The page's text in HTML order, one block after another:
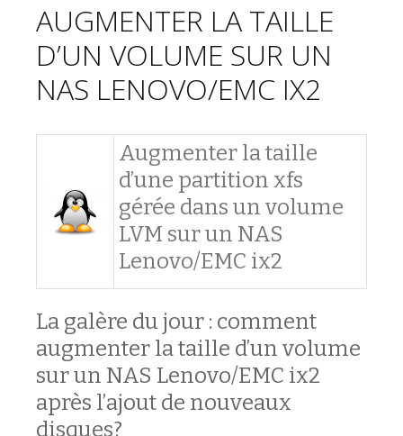
AUGMENTER LA TAILLE
D’UN VOLUME SUR UN
NAS LENOVO/EMC IX2
Augmenter la taille
d’une partition xfs
gérée dans un volume
LVM sur un NAS
Lenovo/EMC ix2
La galère du jour : comment
augmenter la taille d’un volume
sur un NAS Lenovo/EMC ix2
après l’ajout de nouveaux
disques?